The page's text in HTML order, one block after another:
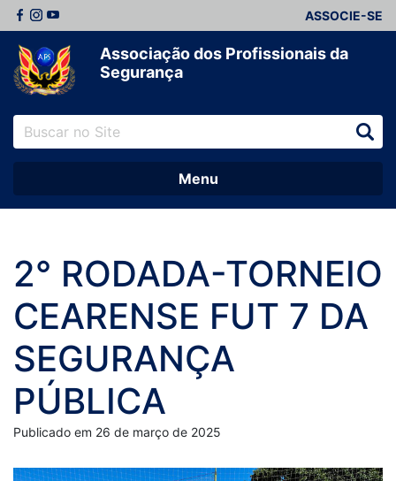
ASSOCIE-SE
Associação dos Profissionais da
Segurança
Menu
2° RODADA-TORNEIO
CEARENSE FUT 7 DA
SEGURANÇA
PÚBLICA
Publicado em 26 de março de 2025